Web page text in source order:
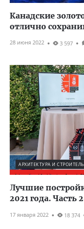
Канадские
отлично
28 июня 2022 3 597
АРХИТЕКТУРА И
Лучшие
2021 года. Часть 2
17 января 2022 18 374